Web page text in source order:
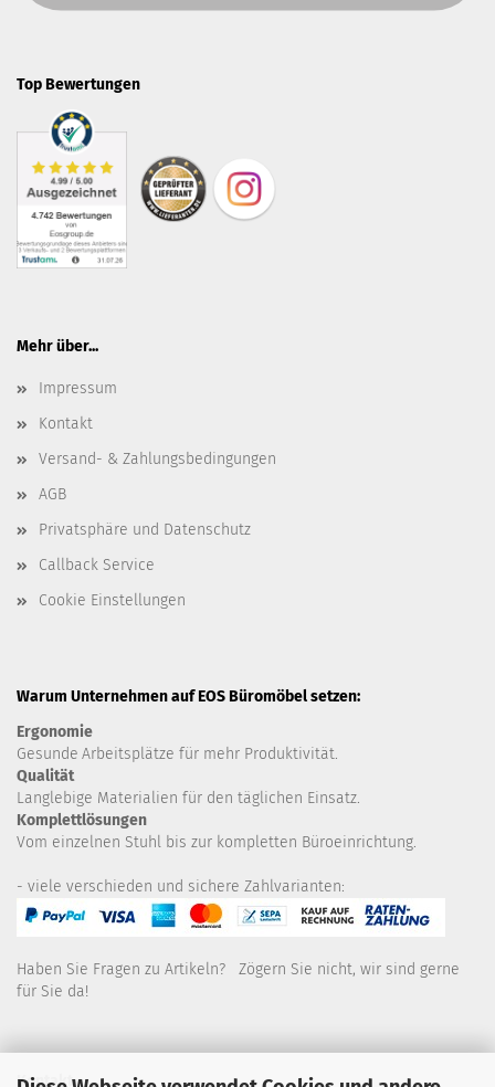
Top Bewertungen
Mehr über...
Impressum
Kontakt
Versand- & Zahlungsbedingungen
AGB
Privatsphäre und Datenschutz
Callback Service
Cookie Einstellungen
Warum Unternehmen auf EOS Büromöbel setzen:
Ergonomie
Gesunde Arbeitsplätze für mehr Produktivität.
Qualität
Langlebige Materialien für den täglichen Einsatz.
Komplettlösungen
Vom einzelnen Stuhl bis zur kompletten Büroeinrichtung.
- viele verschieden und sichere Zahlvarianten:
Haben Sie Fragen zu Artikeln? Zögern Sie nicht, wir sind gerne
für Sie da!
Kontakt